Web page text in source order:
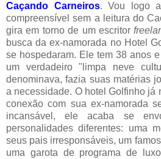
Caçando Carneiros. Vou logo
compreensível sem a leitura do
gira em torno de um escritor
busca da ex-namorada no Hotel
se hospedaram. Ele tem 38 anos
um verdadeiro "limpa neve
denominava, fazia suas matérias
a necessidade. O hotel Golfinho já
conexão com sua ex-namorada
incansável, ele acaba se
personalidades diferentes: uma
seus pais irresponsáveis, um
uma garota de programa de